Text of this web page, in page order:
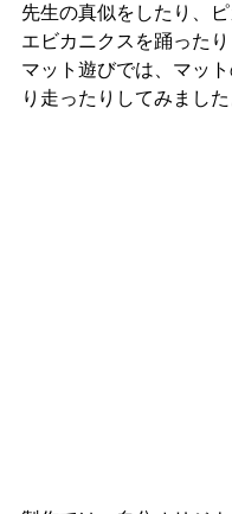
先生の真似をしたり、
エビカニクスを踊ったり
マット遊びでは、マッ
り走ったりしてみました